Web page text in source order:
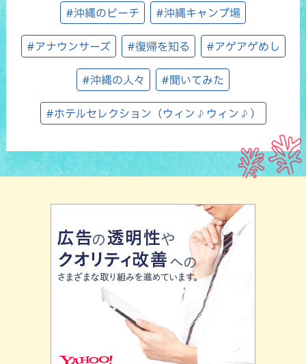
#沖縄のビーチ #沖縄キャンプ場
#アナウンサーズ #復帰を知る #アゲアゲめし
#沖縄の人々 #聞いてみた
#ホテルセレクション（ウィン♪ウィン♪）